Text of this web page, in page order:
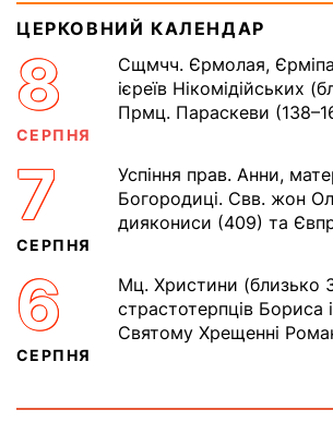
ЦЕРКОВНИЙ КАЛЕНДАР
8
СЕРПНЯ
Сщмчч. Єрмолая,
ієреїв Нікомідійських
Прмц. Параскеви
7
СЕРПНЯ
Успіння прав. Анни,
Богородиці. Свв. жон
диякониси (409) та
6
СЕРПНЯ
Мц. Христини (близько
страстотерпців Бориса
Святому Хрещенні